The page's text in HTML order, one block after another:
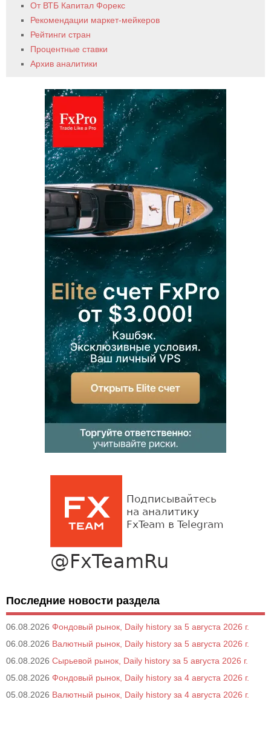
От ВТБ Капитал Форекс
Рекомендации маркет-мейкеров
Рейтинги стран
Процентные ставки
Архив аналитики
Последние новости раздела
06.08.2026 Фондовый рынок, Daily history за 5 августа 2026 г.
06.08.2026 Валютный рынок, Daily history за 5 августа 2026 г.
06.08.2026 Сырьевой рынок, Daily history за 5 августа 2026 г.
05.08.2026 Фондовый рынок, Daily history за 4 августа 2026 г.
05.08.2026 Валютный рынок, Daily history за 4 августа 2026 г.